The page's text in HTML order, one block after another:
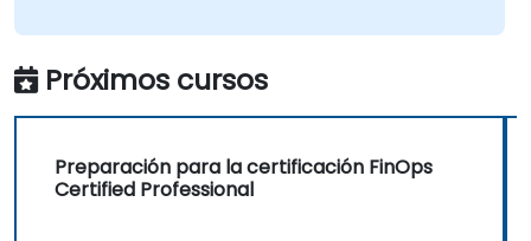
Próximos cursos
Preparación para la certificación FinOps
Certified Professional